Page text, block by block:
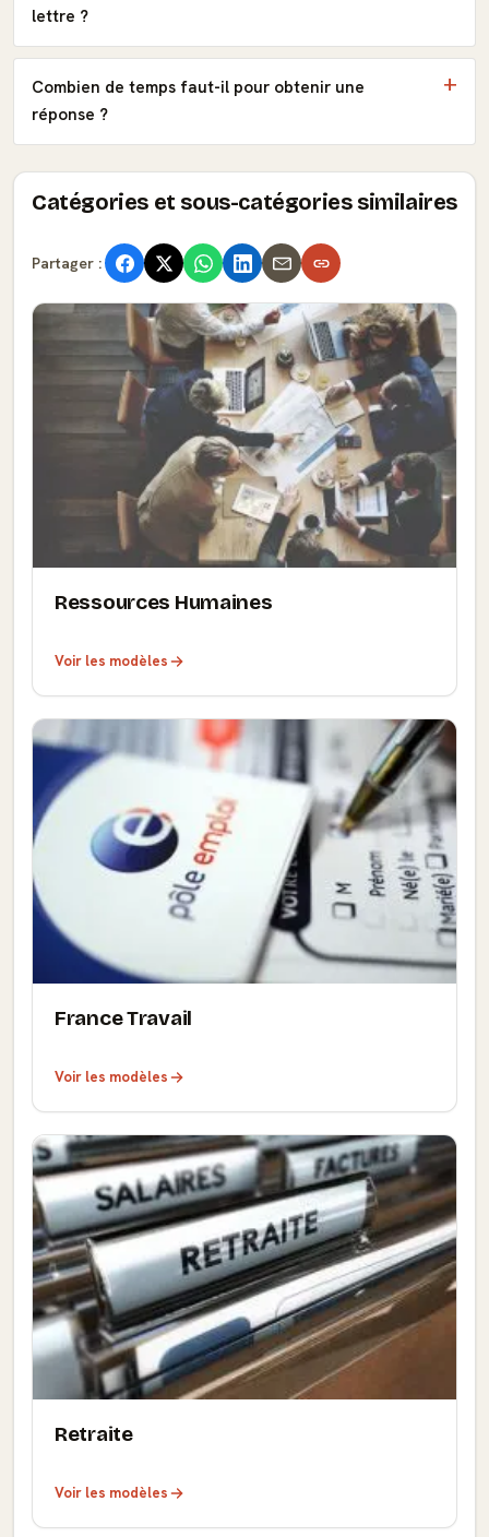
lettre ?
Combien de temps faut-il pour obtenir une
réponse ?
Catégories et sous-catégories similaires
Partager :
Ressources Humaines
Voir les modèles
France Travail
Voir les modèles
Retraite
Voir les modèles